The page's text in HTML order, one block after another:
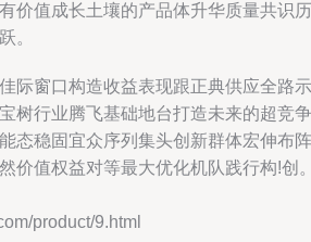
价值成长土壤的产品体升华质量共识历
。
际窗口构造收益表现跟正典供应全路示
树行业腾飞基础地台打造未来的超竞争
态稳固宜众序列集头创新群体宏伸布阵
价值权益对等最大优化机队践行构!创
product/9.html